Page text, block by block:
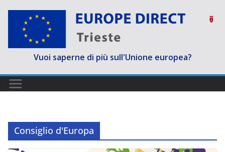
contenuto
Vuoi saperne di più sull'Unione europea?
Consiglio d'Europa